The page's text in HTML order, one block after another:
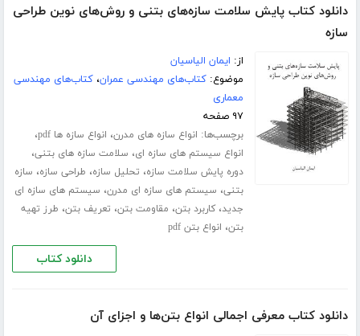
دانلود کتاب پایش سلامت سازه‌های بتنی و روش‌های نوین طراحی
سازه
از: ایمان الیاسیان
موضوع:کتاب‌های مهندسی عمران،کتاب‌های مهندسی
معماری
۹۷ صفحه
برچسب‌ها: انواع سازه های مدرن، انواع سازه ها pdf ،
انواع سیستم های سازه ای، سلامت سازه های بتنی،
دوره پایش سلامت سازه، تحلیل سازه، طراحی سازه، سازه
بتنی، سیستم های سازه ای مدرن، سیستم های سازه ای
جدید،کاربرد بتن، مقاومت بتن، تعریف بتن، طرز تهیه
بتن، انواع بتن pdf
دانلود کتاب
دانلود کتاب معرفی اجمالی انواع بتن‌ها و اجزای آن